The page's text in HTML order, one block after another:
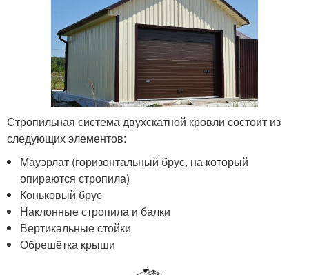
Стропильная система двухскатной кровли состоит из
следующих элементов:
Мауэрлат (горизонтальный брус, на который
опираются стропила)
Коньковый брус
Наклонные стропила и балки
Вертикальные стойки
Обрешётка крыши